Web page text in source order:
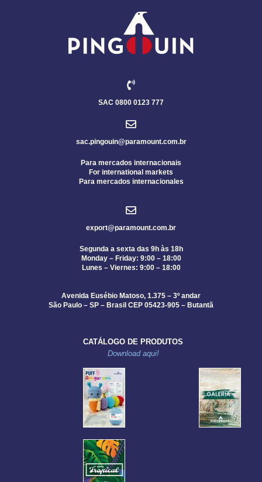
SAC 0800 0123 777
sac.pingouin@paramount.com.br
Para mercados internacionais
For international markets
Para mercados internacionales
export@paramount.com.br
Segunda a sexta das 9h às 18h
Monday – Friday: 9:00 – 18:00
Lunes – Viernes: 9:00 – 18:00
Avenida Eusébio Matoso, 1.375 – 3º andar
São Paulo – SP – Brasil CEP 05423-905 – Butantã
CATÁLOGO DE PRODUTOS
Download aqui!